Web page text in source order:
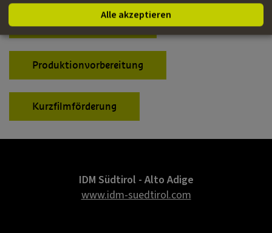
Produktionsförderung
Produktionvorbereitung
Kurzfilmförderung
IDM Südtirol - Alto Adige
www.idm-suedtirol.com
Alle akzeptieren